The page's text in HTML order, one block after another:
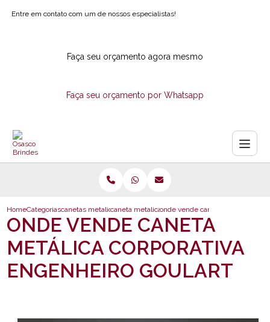
Entre em contato com um de nossos especialistas!
Faça seu orçamento agora mesmo
Faça seu orçamento por Whatsapp
HomeCategoriascanetas metalicascaneta metalica personalizada com logotipo
onde vende caneta metalica
ONDE VENDE CANETA
METÁLICA CORPORATIVA
ENGENHEIRO GOULART